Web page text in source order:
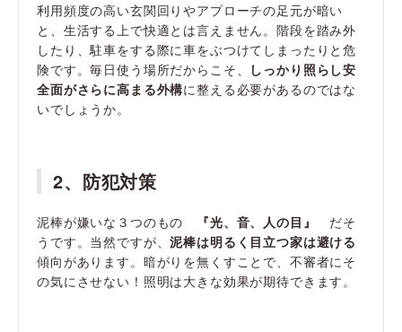
利用頻度の高い玄関回りやアプローチの足元が暗い
と、生活する上で快適とは言えません。階段を踏み外
したり、駐車をする際に車をぶつけてしまったりと危
険です。毎日使う場所だからこそ、
しっかり照らし安
全面がさらに高まる外構に整える必要があるのではな
いでしょうか。
2、防犯対策
泥棒が嫌いな３つのもの 『光、音、人の目』
だそ
うです。当然ですが、泥棒は明るく目立つ家は避ける
傾向があります。暗がりを無くすことで、不審者にそ
の気にさせない！照明は大きな効果が期待できます。